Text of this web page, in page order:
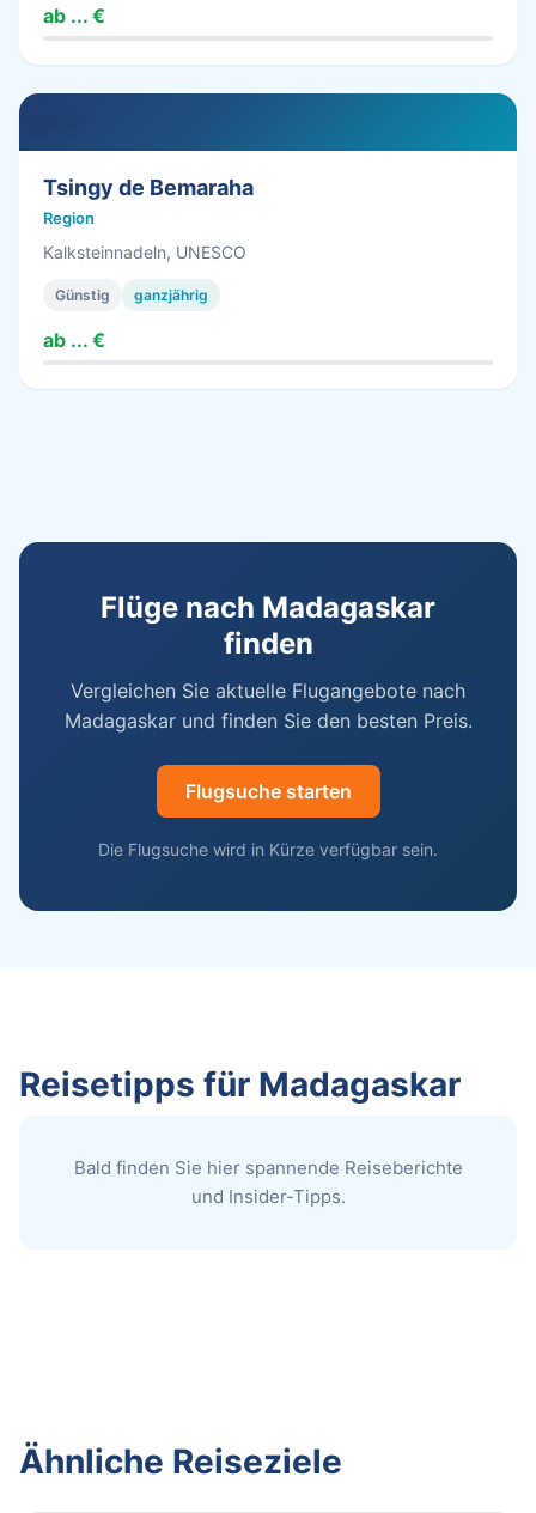
ab ... €
Tsingy de Bemaraha
Region
Kalksteinnadeln, UNESCO
Günstig ganzjährig
ab ... €
Flüge nach Madagaskar
finden
Vergleichen Sie aktuelle Flugangebote nach
Madagaskar und finden Sie den besten Preis.
Flugsuche starten
Die Flugsuche wird in Kürze verfügbar sein.
Reisetipps für Madagaskar
Bald finden Sie hier spannende Reiseberichte
und Insider-Tipps.
Ähnliche Reiseziele